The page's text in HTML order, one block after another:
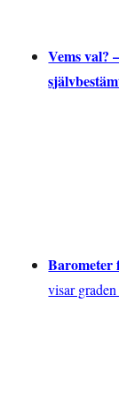
Vems val?
Barometer
visar